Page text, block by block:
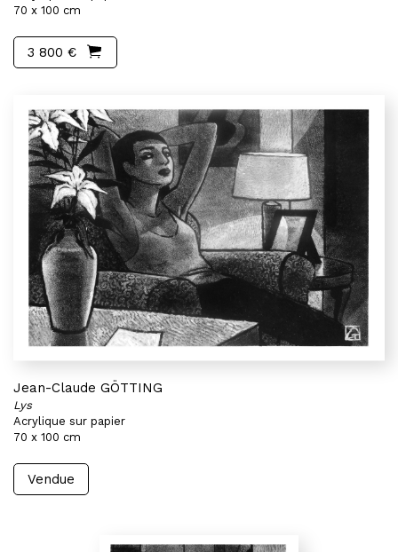
70 x 100 cm
3 800 €
Jean-Claude GÖTTING
Lys
Acrylique sur papier
70 x 100 cm
Vendue